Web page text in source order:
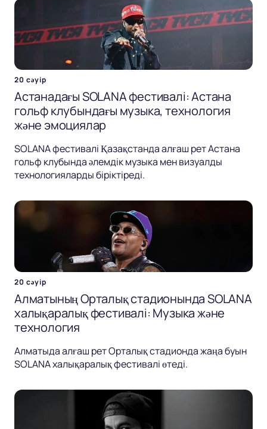
20 сәуір
Астанадағы SOLANA фестивалі: Астана
гольф клубындағы музыка, технология
және эмоциялар
SOLANA фестивалі Қазақстанда алғаш рет Астана
гольф клубында әлемдік музыка мен визуалды
технологияларды біріктіреді.
20 сәуір
Алматының Орталық стадионында SOLANA
халықаралық фестивалі: Музыка және
технология
Алматыда алғаш рет Орталық стадионда жаңа буын
SOLANA халықаралық фестивалі өтеді.